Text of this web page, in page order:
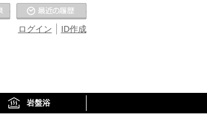
ID作成
ログイン
お気に入りの温泉
岩盤浴